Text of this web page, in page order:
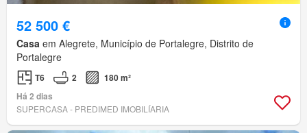
52 500 €
Casa em Alegrete, Município de Portalegre, Distrito de
Portalegre
T6 2
180 m²
Há 2 dias
SUPERCASA - PREDIMED IMOBILÍARIA